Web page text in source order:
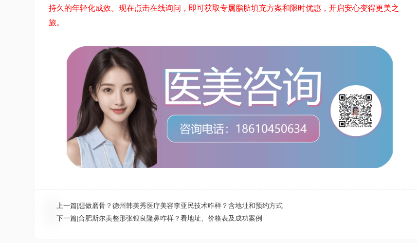
持久的年轻化成效。现在点击在线询问，即可获取专属脂肪填充方案和限时优惠，开启安心变得更美之
旅。
上一篇 想做磨骨？德州韩美秀医疗美容李亚民技术咋样？含地址和预约方式
下一篇 合肥斯尔美整形张银良隆鼻咋样？看地址、价格表及成功案例